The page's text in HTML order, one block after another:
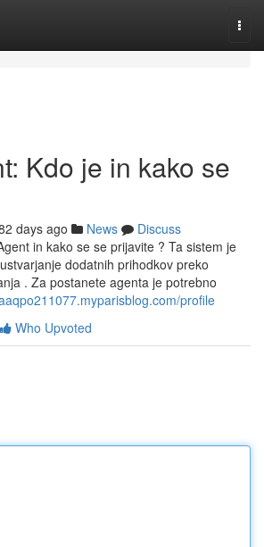
Kdo je in kako se
days ago News
Discuss
in kako se se prijavite ? Ta sistem je
dodatnih prihodkov preko
. Za postanete agenta je potrebno
profile
Who Upvoted